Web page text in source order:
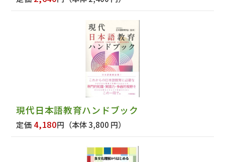
現代日本語教育ハンドブック
定価 4,180円 （本体 3,800 円）